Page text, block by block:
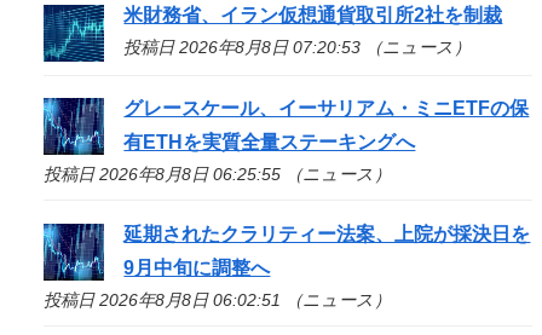
米財務省、イラン仮想通貨取引所2社を制裁
投稿日 2026年8月8日 07:20:53 （ニュース）
グレースケール、イーサリアム・ミニETFの保
有ETHを実質全量ステーキングへ
投稿日 2026年8月8日 06:25:55 （ニュース）
延期されたクラリティー法案、上院が採決日を
9月中旬に調整へ
投稿日 2026年8月8日 06:02:51 （ニュース）